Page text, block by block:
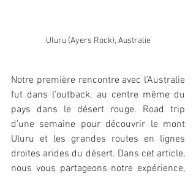
Uluru (Ayers Rock), Australie
Notre première rencontre avec l’Australie
fut dans l’outback, au centre même du
pays dans le désert rouge. Road trip
d’une semaine pour découvrir le mont
Uluru et les grandes routes en lignes
droites arides du désert. Dans cet article,
nous vous partageons notre expérience,